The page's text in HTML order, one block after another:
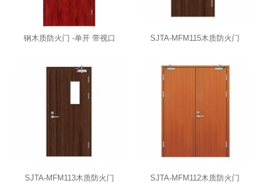
钢木质防火门 -单开 带视口 SJTA-MFM115木质防火门
SJTA-MFM113木质防火门 SJTA-MFM112木质防火门